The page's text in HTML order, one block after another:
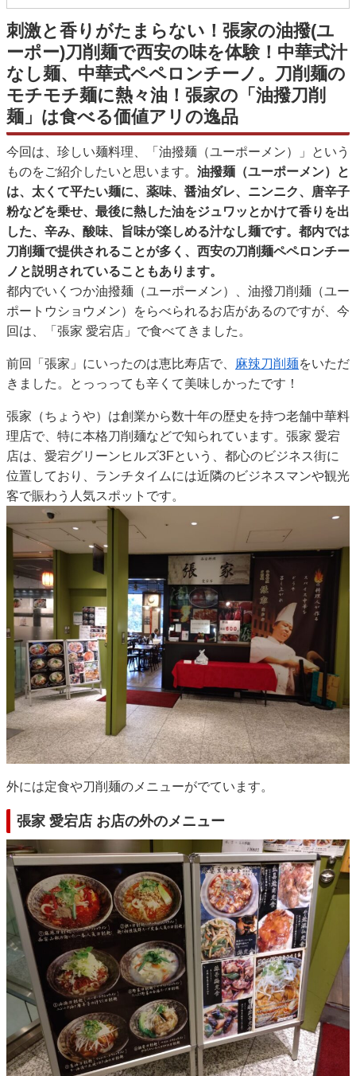
刺激と香りがたまらない！張家の油撥(ユ
ーポー)刀削麺で西安の味を体験！中華式汁
なし麺、中華式ペペロンチーノ。刀削麺の
モチモチ麺に熱々油！張家の「油撥刀削
麺」は食べる価値アリの逸品
今回は、珍しい麺料理、「油撥麺（ユーポーメン）」という
ものをご紹介したいと思います。 油撥麺（ユーポーメン）と
は、太くて平たい麺に、薬味、醤油ダレ、ニンニク、唐辛子
粉などを乗せ、最後に熱した油をジュワッとかけて香りを出
した、辛み、酸味、旨味が楽しめる汁なし麺です。都内では
刀削麺で提供されることが多く、西安の刀削麺ペペロンチー
ノと説明されていることもあります。
都内でいくつか油撥麺（ユーポーメン）、油撥刀削麺（ユー
ポートウショウメン）をらべられるお店があるのですが、今
回は、「張家 愛宕店」で食べてきました。
前回「張家」にいったのは恵比寿店で、 麻辣刀削麺をいただ
きました。とっっっても辛くて美味しかったです！
張家（ちょうや）は創業から数十年の歴史を持つ老舗中華料
理店で、特に本格刀削麺などで知られています。張家 愛宕
店は、愛宕グリーンヒルズ3Fという、都心のビジネス街に
位置しており、ランチタイムには近隣のビジネスマンや観光
客で賑わう人気スポットです。
外には定食や刀削麺のメニューがでています。
張家 愛宕店 お店の外のメニュー